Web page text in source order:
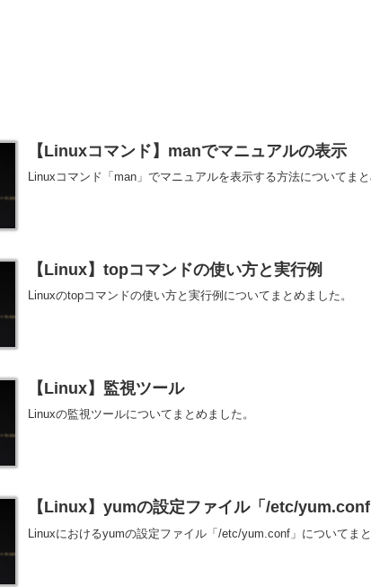
【Linuxコマンド】manでマニュアルの表示
Linuxコマンド「man」でマニュアルを表示する方法についてまと
【Linux】topコマンドの使い方と実行例
Linuxのtopコマンドの使い方と実行例についてまとめました。
【Linux】監視ツール
Linuxの監視ツールについてまとめました。
【Linux】yumの設定ファイル「/etc/yum.conf
Linuxにおけるyumの設定ファイル「/etc/yum.conf」についてまと